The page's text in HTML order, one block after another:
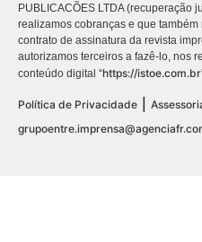
PUBLICACÕES LTDA (recuperação
realizamos cobranças e que
contrato de assinatura da revista
autorizamos terceiros a fazê-lo, nos
conteúdo digital “https://istoe.com.br
Política de Privacidade |